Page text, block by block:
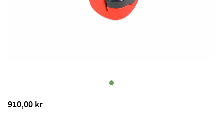
910,00 kr